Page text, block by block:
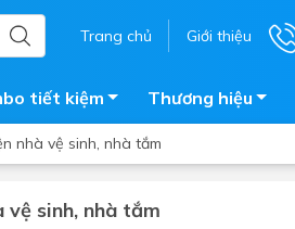
Trang chủ Giới thiệu
tiết kiệm Thương hiệu
nhà vệ sinh, nhà tắm
vệ sinh, nhà tắm